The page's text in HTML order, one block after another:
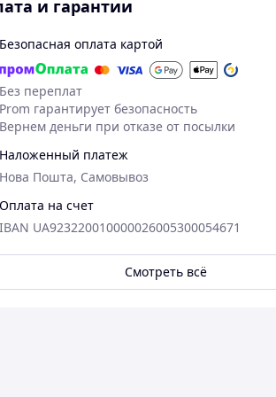
и гарантии
Безопасная оплата картой
Без переплат
Prom гарантирует безопасность
Вернем деньги при отказе от посылки
Наложенный платеж
Нова Пошта, Самовывоз
Оплата на счет
IBAN UA923220010000026005300054671
Смотреть всё
25.08.2025
Куплено на Prom.ua